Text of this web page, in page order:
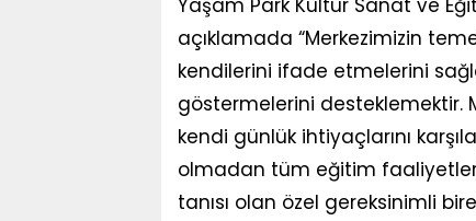
Yaşam Park Kültür Sanat ve
açıklamada “Merkezimizin
kendilerini ifade etmelerini
göstermelerini desteklemektir.
kendi günlük ihtiyaçlarını
olmadan tüm eğitim
tanısı olan özel gereksinimli